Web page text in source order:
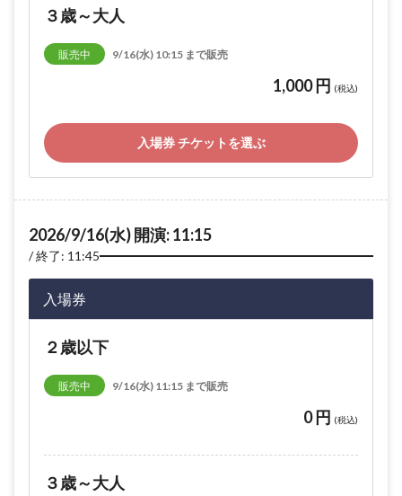
３歳～大人
販売中 9/16(水) 10:15 まで販売
1,000 円 (税込)
入場券 チケットを選ぶ
2026/9/16(水) 開演: 11:15
終了: 11:45
入場券
２歳以下
販売中 9/16(水) 11:15 まで販売
0 円 (税込)
３歳～大人